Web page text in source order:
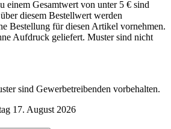
einem Gesamtwert von unter 5 € sind
diesem Bestellwert werden
Bestellung für diesen Artikel vornehmen.
Aufdruck geliefert. Muster sind nicht
sind Gewerbetreibenden vorbehalten.
17. August 2026